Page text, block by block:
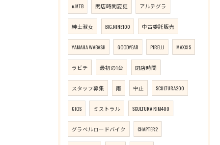
e-MTB 閉店時間変更 アルテグラ
紳士淑女 BIG.NINE100 中古委託販売
YAMAHA WABASH GOODYEAR PIRELLI MAXXIS
ラビチ 最初の1台 閉店時間
スタッフ募集 雨 中止 SCULTURA200
GIOS ミストラル SCULTURA RIM400
グラベルロードバイク CHAPTER2